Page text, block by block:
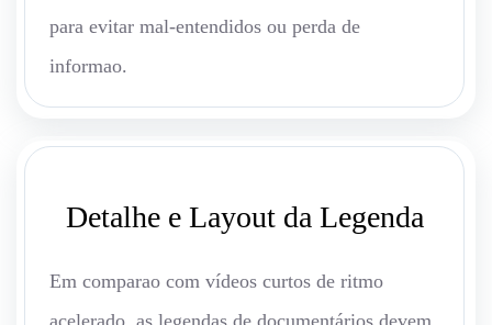
para evitar mal-entendidos ou perda de
informao.
Detalhe e Layout da Legenda
Em comparao com vídeos curtos de ritmo